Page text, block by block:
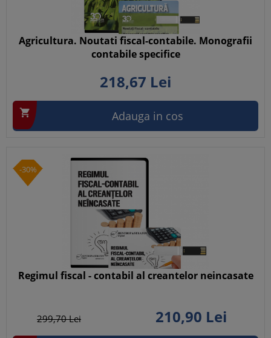
Agricultura. Noutati fiscal-contabile. Monografii
contabile specifice
218,67 Lei
 Adauga in cos
-30%
Regimul fiscal - contabil al creantelor neincasate
299,70Lei 210,90 Lei